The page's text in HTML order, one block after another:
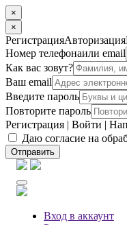
×
×
РегистрацияАвторизация
Номер телефонаили email
Как вас зовут?
Ваш email
Введите пароль
Повторите пароль
Регистрация | Войти |
Даю согласие на
Отправить
Вход в аккаунт